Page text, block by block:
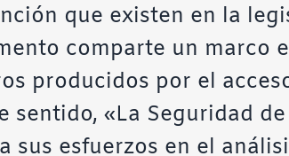
que existen en la
comparte un marco
producidos por el
sentido, «La Seguridad
sus esfuerzos en el